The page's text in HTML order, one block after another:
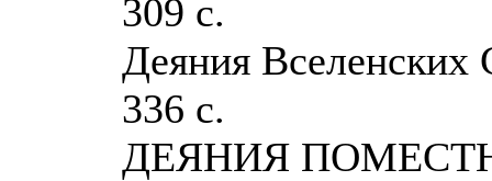
309 с.
Деяния
336 с.
ДЕЯНИЯ